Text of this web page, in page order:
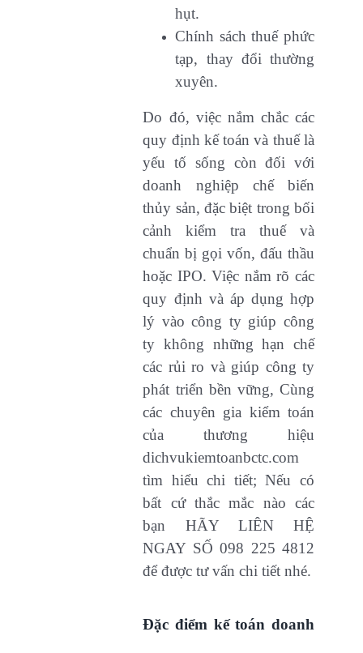
hụt.
Chính sách thuế phức
tạp, thay đổi thường
xuyên.
Do đó, việc nắm chắc các
quy định kế toán và thuế là
yếu tố sống còn đối với
doanh nghiệp chế biến
thủy sản, đặc biệt trong bối
cảnh kiểm tra thuế và
chuẩn bị gọi vốn, đấu thầu
hoặc IPO. Việc nắm rõ các
quy định và áp dụng hợp
lý vào công ty giúp công
ty không những hạn chế
các rủi ro và giúp công ty
phát triển bền vững, Cùng
các chuyên gia kiểm toán
của thương hiệu
dichvukiemtoanbctc.com
tìm hiểu chi tiết; Nếu có
bất cứ thắc mắc nào các
bạn HÃY LIÊN HỆ
NGAY SỐ 098 225 4812
để được tư vấn chi tiết nhé.
Đặc điểm kế toán doanh